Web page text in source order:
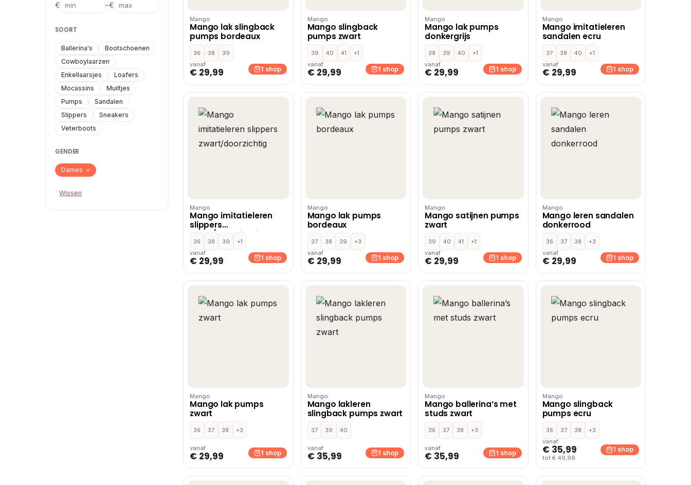
€ –€
SOORT
Ballerina's
Bootschoenen
Cowboylaarzen
Enkellaarsjes
Loafers
Mocassins
Muiltjes
Pumps
Sandalen
Slippers
Sneakers
Veterboots
GENDER
Dames ×
Wissen
Mango
Mango lak slingback
pumps bordeaux
36 38
39
vanaf
€ 29,99 1 shop
Mango
Mango slingback
pumps zwart
39 40 41
+1
vanaf
€ 29,99 1 shop
Mango
Mango lak pumps
donkergrijs
38 39 40
+1
vanaf
€ 29,99 1 shop
Mango
Mango imitatieleren
sandalen ecru
37 38 40
+1
vanaf
€ 29,99 1 shop
Mango
Mango imitatieleren
slippers
zwart/doorzichtig
36 38 39
+1
vanaf
€ 29,99 1 shop
Mango
Mango lak pumps
bordeaux
37 38 39
+3
vanaf
€ 29,99 1 shop
Mango
Mango satijnen pumps
zwart
39 40 41
+1
vanaf
€ 29,99 1 shop
Mango
Mango leren sandalen
donkerrood
36 37 38
+3
vanaf
€ 29,99 1 shop
Mango
Mango lak pumps
zwart
36 37 38 +3
vanaf
€ 29,99 1 shop
Mango
Mango lakleren
slingback pumps zwart
37 39 40
vanaf
€ 35,99 1 shop
Mango
Mango ballerina’s met
studs zwart
36 37 38 +3
vanaf
€ 35,99 1 shop
Mango
Mango slingback
pumps ecru
36 37 38
+3
vanaf
€ 35,99
tot € 49,99
1 shop